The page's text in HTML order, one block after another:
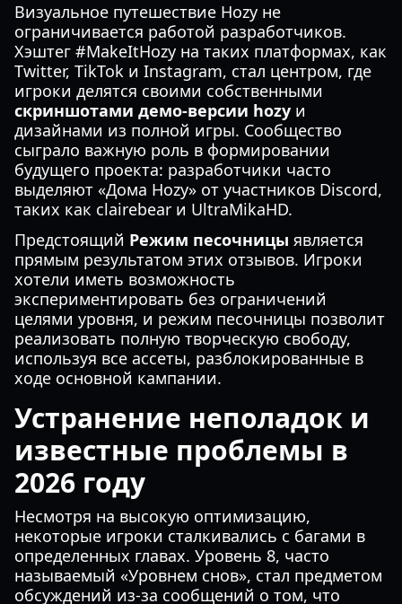
Визуальное путешествие Hozy не
ограничивается работой разработчиков.
Хэштег #MakeItHozy на таких платформах, как
Twitter, TikTok и Instagram, стал центром, где
игроки делятся своими собственными
скриншотами демо-версии hozy и
дизайнами из полной игры. Сообщество
сыграло важную роль в формировании
будущего проекта: разработчики часто
выделяют «Дома Hozy» от участников Discord,
таких как clairebear и UltraMikaHD.
Предстоящий Режим песочницы является
прямым результатом этих отзывов. Игроки
хотели иметь возможность
экспериментировать без ограничений
целями уровня, и режим песочницы позволит
реализовать полную творческую свободу,
используя все ассеты, разблокированные в
ходе основной кампании.
Устранение неполадок и
известные проблемы в
2026 году
Несмотря на высокую оптимизацию,
некоторые игроки сталкивались с багами в
определенных главах. Уровень 8, часто
называемый «Уровнем снов», стал предметом
обсуждений из-за сообщений о том, что